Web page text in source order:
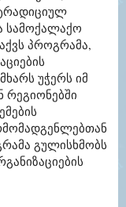
სამოქალაქო
პროგრამა,
უჭერს იმ
რეგიონებში
გულისხმობს